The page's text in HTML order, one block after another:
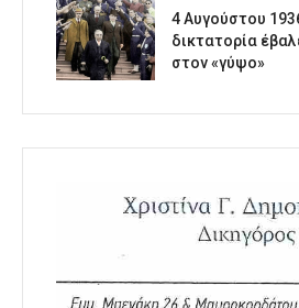
4 Αυγούστου
δικτατορία
στον «γύψο»